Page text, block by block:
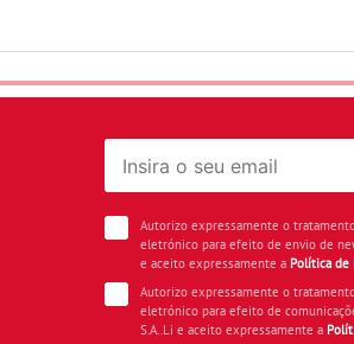
Autorizo expressamente o
eletrónico para efeito de envio de
e aceito expressamente a Política de
Autorizo expressamente o
eletrónico para efeito de
S.A..Li e aceito expressamente a